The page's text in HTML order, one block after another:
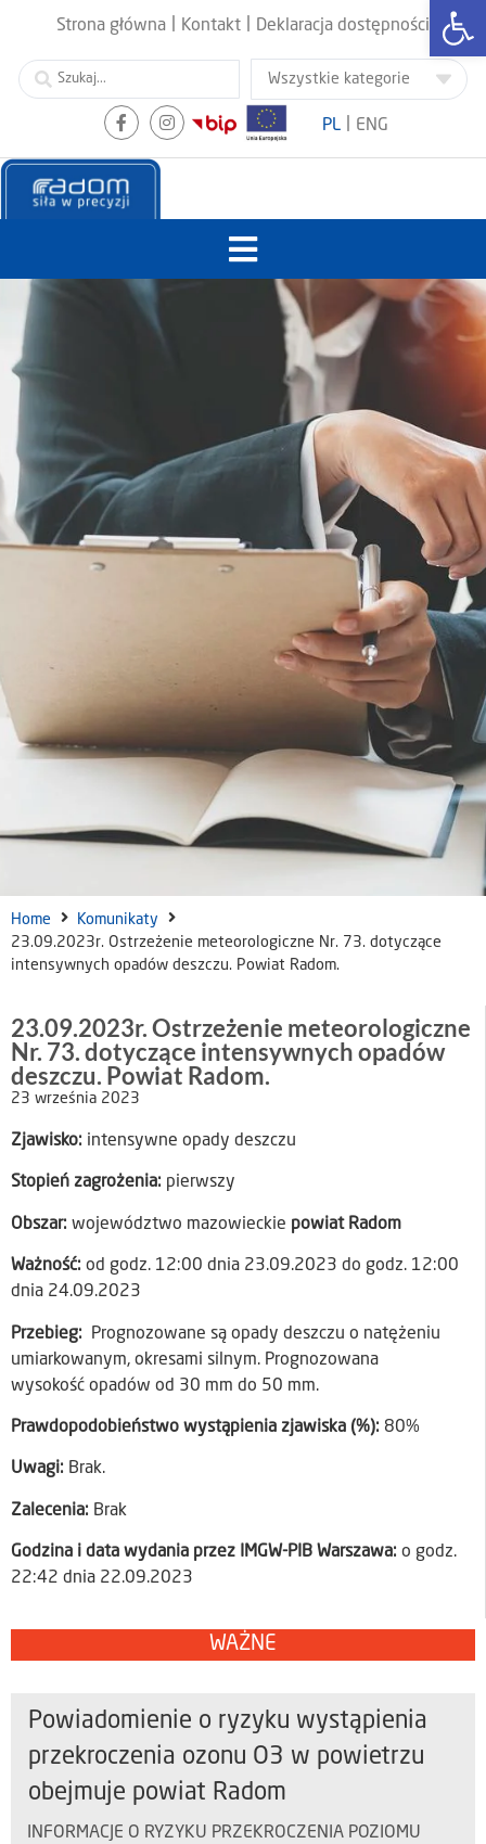
Strona główna Kontakt Deklaracja dostępności
PL ENG
Home
Komunikaty
23.09.2023r. Ostrzeżenie meteorologiczne Nr. 73. dotyczące
intensywnych opadów deszczu. Powiat Radom.
23.09.2023r. Ostrzeżenie meteorologiczne
Nr. 73. dotyczące intensywnych opadów
deszczu. Powiat Radom.
23 września 2023
Zjawisko: intensywne opady deszczu
Stopień zagrożenia: pierwszy
Obszar: województwo mazowieckie powiat Radom
Ważność: od godz. 12:00 dnia 23.09.2023 do godz. 12:00
dnia 24.09.2023
Przebieg:
Prognozowane są opady deszczu o natężeniu
umiarkowanym, okresami silnym. Prognozowana
wysokość opadów od 30 mm do 50 mm.
Prawdopodobieństwo wystąpienia zjawiska (%): 80%
Uwagi: Brak.
Zalecenia: Brak
Godzina i data wydania przez IMGW-PIB Warszawa: o godz.
22:42 dnia 22.09.2023
WAŻNE
Powiadomienie o ryzyku wystąpienia
przekroczenia ozonu O3 w powietrzu
obejmuje powiat Radom
INFORMACJE O RYZYKU PRZEKROCZENIA POZIOMU